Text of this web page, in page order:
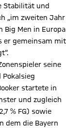
Stabilität und
„im zweiten Jahr
Big Men in Europa
er gemeinsam mit
seine
startete in
und zugleich
% FG) sowie
dem die Bayern